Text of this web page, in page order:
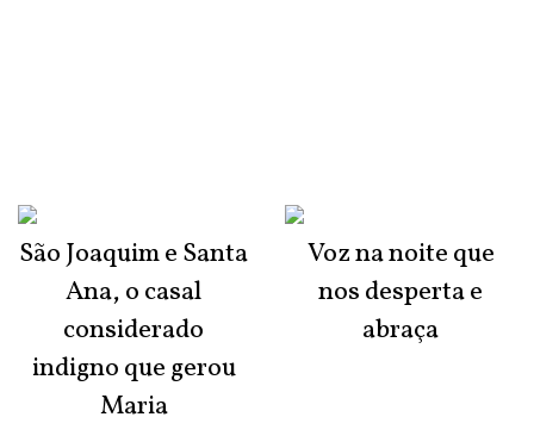
São Joaquim e Santa
Ana, o casal
considerado
indigno que gerou
Maria
Voz na noite que
nos desperta e
abraça